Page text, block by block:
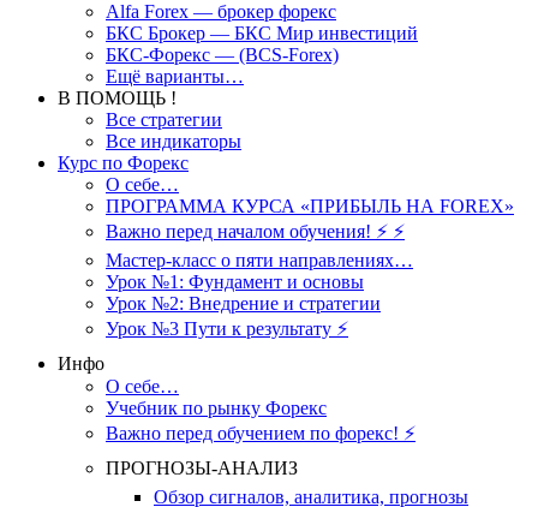
Alfa Forex — брокер форекс
БКС Брокер — БКС Мир инвестиций
БКС-Форекс — (BCS-Forex)
Ещё варианты…
В ПОМОЩЬ !
Все стратегии
Все индикаторы
Курс по Форекс
О себе…
ПРОГРАММА КУРСА «ПРИБЫЛЬ НА FOREX»
Важно перед началом обучения! ⚡ ⚡
Мастер-класс о пяти направлениях…
Урок №1: Фундамент и основы
Урок №2: Внедрение и стратегии
Урок №3 Пути к результату ⚡️
Инфо
О себе…
Учебник по рынку Форекс
Важно перед обучением по форекс! ⚡
ПРОГНОЗЫ-АНАЛИЗ
Обзор сигналов, аналитика, прогнозы